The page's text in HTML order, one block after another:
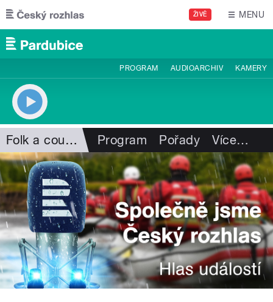
Přejít k hlavnímu obsahu
ŽIVĚ MENU
PROGRAM AUDIOARCHIV KAMERY
Folk a country Program Pořady Více…